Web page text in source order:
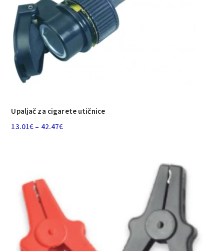
Upaljač za cigarete utičnice
13.01€ – 42.47€Raspon